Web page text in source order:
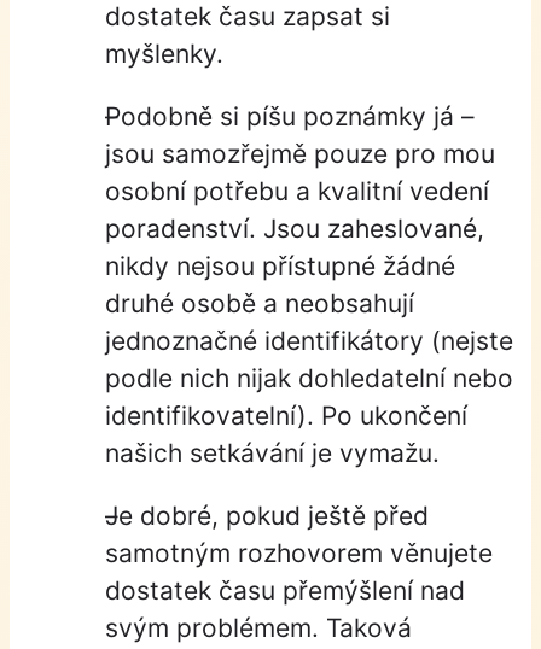
dostatek času zapsat si
myšlenky.
Podobně si píšu poznámky já –
jsou samozřejmě pouze pro mou
osobní potřebu a kvalitní vedení
poradenství. Jsou zaheslované,
nikdy nejsou přístupné žádné
druhé osobě a neobsahují
jednoznačné identifikátory (nejste
podle nich nijak dohledatelní nebo
identifikovatelní). Po ukončení
našich setkávání je vymažu.
Je dobré, pokud ještě před
samotným rozhovorem věnujete
dostatek času přemýšlení nad
svým problémem. Taková